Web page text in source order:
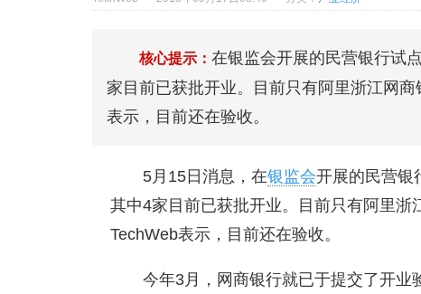
核心提示： 在银监会开展的民营银行试
家目前已获批开业。目前只有阿里浙江网
表示，目前还在验收。
5月15日消息，在银监会开展的民营银
其中4家目前已获批开业。目前只有阿里
TechWeb表示，目前还在验收。
今年3月，网商银行就已于提交了开